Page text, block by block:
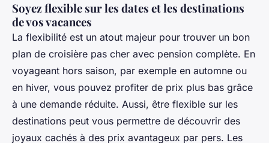
Soyez flexible sur les dates et les destinations
de vos vacances
La flexibilité est un atout majeur pour trouver un bon
plan de croisière pas cher avec pension complète. En
voyageant hors saison, par exemple en automne ou
en hiver, vous pouvez profiter de prix plus bas grâce
à une demande réduite. Aussi, être flexible sur les
destinations peut vous permettre de découvrir des
joyaux cachés à des prix avantageux par pers. Les